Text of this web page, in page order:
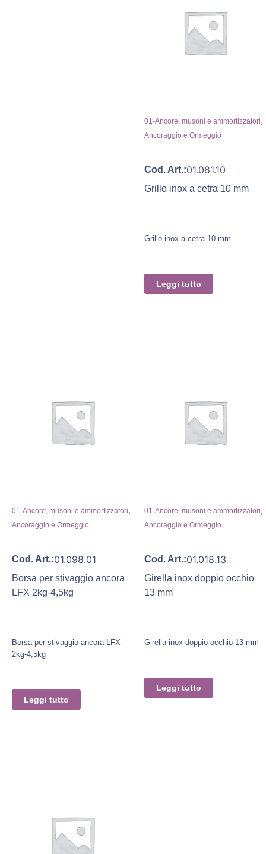
01-Ancore, musoni e ammortizzatori,
Ancoraggio e Ormeggio
Cod. Art.:01.081.10
Grillo inox a cetra 10 mm
Grillo inox a cetra 10 mm
Leggi tutto
01-Ancore, musoni e ammortizzatori,
Ancoraggio e Ormeggio
Cod. Art.:01.098.01
Borsa per stivaggio ancora
LFX 2kg-4,5kg
Borsa per stivaggio ancora LFX
2kg-4,5kg
Leggi tutto
01-Ancore, musoni e ammortizzatori,
Ancoraggio e Ormeggio
Cod. Art.:01.018.13
Girella inox doppio occhio
13 mm
Girella inox doppio occhio 13 mm
Leggi tutto